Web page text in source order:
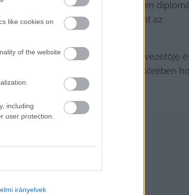
like cookies on
of the website
including
user protection.
irányelvek
Mátyás a Corvinus Egyetemen
és Számvitel Főiskolán, valamint az
is rendelkezik.
Hírös Sport Nonprofit Kft. ügyvezetője
az ügyvezető saját hatáskörében